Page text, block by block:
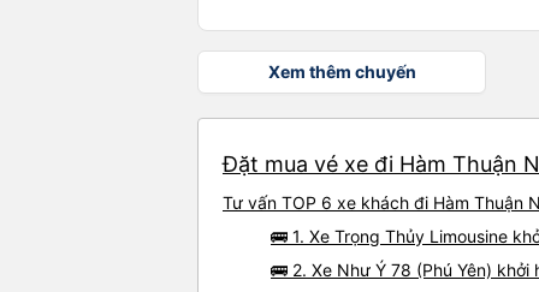
Xem thêm chuyến
Đặt mua vé xe đi Hàm Thuận
Tư vấn TOP 6 xe khách đi Hàm Thuận
🚌 1. Xe Trọng Thủy Limousine
🚌 2. Xe Như Ý 78 (Phú Yên)